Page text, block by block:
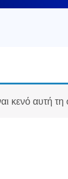
κενό αυτή τη